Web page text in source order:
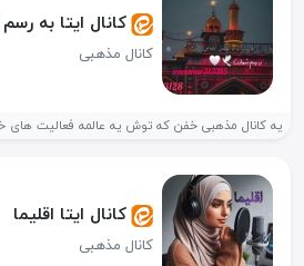
کانال ایتا به
کانال مذهبی
یه کانال مذهبی خفن که توش یه عالمه فعالیت های
کانال ایتا اقلیما
کانال مذهبی